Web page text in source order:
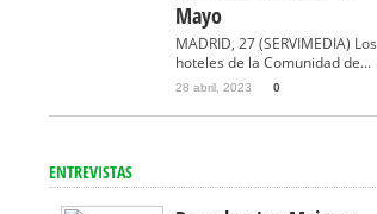
Mayo
MADRID, 27 (SERVIMEDIA) Los
hoteles de la Comunidad de...
28 abril, 2023 0
ENTREVISTAS